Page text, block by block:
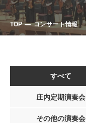
TOP コンサート情報
すべて
庄内定期演奏会
その他の演奏会